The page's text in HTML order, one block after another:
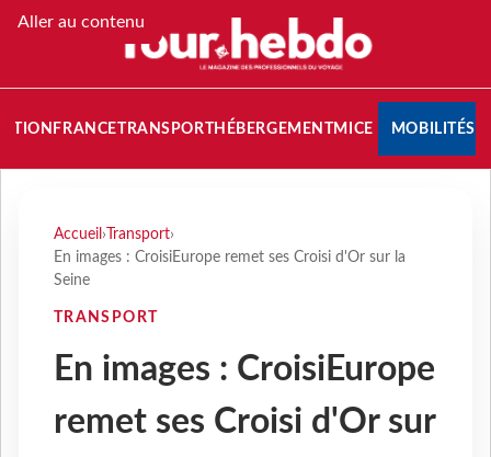
Aller au contenu
FRANCETRANSPORT HÉBERGEMENTMICE MOBILITÉS
Accueil › Transport›
En images : CroisiEurope remet ses Croisi d'Or sur la
Seine
TRANSPORT
En images : CroisiEurope
remet ses Croisi d'Or sur